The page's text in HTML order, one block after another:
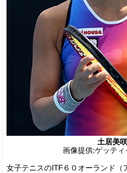
土居美咲
画像提供:ゲッティ
女子テニスのITF６０オーランド（